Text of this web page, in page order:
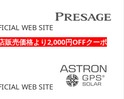
WEB SITE
売価格より2,000円OFFクーポ
WEB SITE